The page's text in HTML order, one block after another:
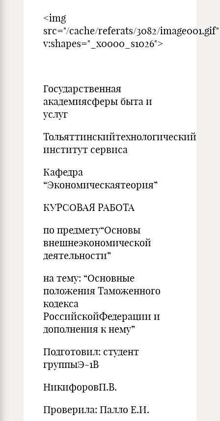
<img
src="/cache/referats/3082/image001.gif"
v:shapes="_x0000_s1026">
Государственная
академиясферы быта и
услуг
Тольяттинскийтехнологический
институт сервиса
Кафедра
“Экономическаятеория”
КУРСОВАЯ РАБОТА
по предмету“Основы
внешнеэкономической
деятельности”
на тему: “Основные
положения Таможенного
кодекса
РоссийскойФедерации и
дополнения к нему”
Подготовил: студент
группыЭ-1В
НикифоровП.В.
Проверила: Палло Е.И.